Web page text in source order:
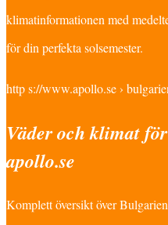
klimatinformationen med
för din perfekta solsemester.
http s://www.apollo.se ›
Väder och klimat
apollo.se
Komplett översikt över